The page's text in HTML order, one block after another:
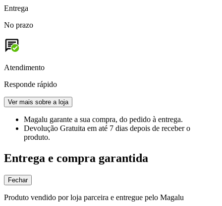
Entrega
No prazo
Atendimento
Responde rápido
Ver mais sobre a loja
Magalu garante a sua compra, do pedido à entrega.
Devolução Gratuita em até 7 dias depois de receber o
produto.
Entrega e compra garantida
Fechar
Produto vendido por loja parceira e entregue pelo Magalu